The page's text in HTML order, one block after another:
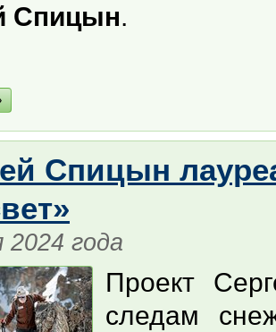
Спицын.
Спицын
2024 года
Проект
следам